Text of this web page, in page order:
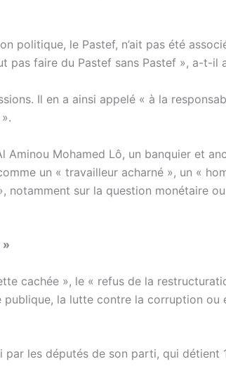
politique, le Pastef, n’ait pas été
pas faire du Pastef sans Pastef », a-t-il
Il en a ainsi appelé « à la
Aminou Mohamed Lô, un banquier et
un « travailleur acharné », un «
notamment sur la question monétaire
»
cachée », le « refus de la
la lutte contre la corruption ou
par les députés de son parti, qui détient